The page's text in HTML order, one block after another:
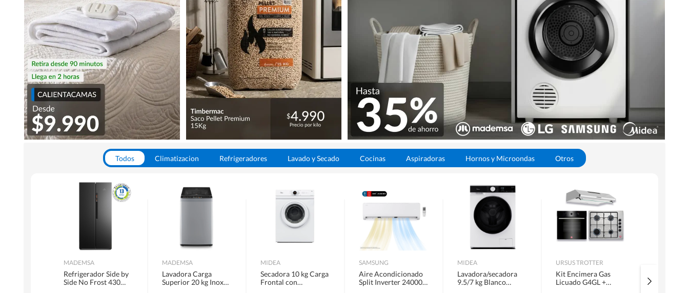
Todos Climatizacion Refrigeradores Lavado y Secado Cocinas Aspiradoras Hornos y Microondas Otros
MADEMSA
Refrigerador Side by
Side No Frost 430
MADEMSA
Lavadora Carga
Superior 20 kg Inox
MIDEA
Secadora 10 kg Carga
Frontal con
SAMSUNG
Aire Acondicionado
Split Inverter 24000
MIDEA
Lavadora/secadora
9.5/7 kg Blanco
URSUS TROTTER
Kit Encimera Gas
Licuado G4GL +